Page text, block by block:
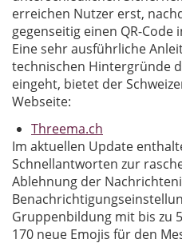
erreichen Nutzer erst,
gegenseitig einen QR-
Eine sehr ausführliche
technischen Hintergründe
eingeht, bietet der
Webseite:
Threema.ch
Im aktuellen Update
Schnellantworten zur
Ablehnung der
Gruppenbildung mit bis zu
170 neue Emojis für den